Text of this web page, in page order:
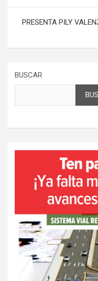
entradas
PRESENTA PILY
BUSCAR